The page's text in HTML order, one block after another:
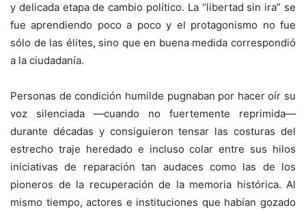
y delicada etapa de cambio político. La “libertad sin ira” se
fue aprendiendo poco a poco y el protagonismo no fue
sólo de las élites, sino que en buena medida correspondió
a la ciudadanía.
Personas de condición humilde pugnaban por hacer oír su
voz silenciada —cuando no fuertemente reprimida—
durante décadas y consiguieron tensar las costuras del
estrecho traje heredado e incluso colar entre sus hilos
iniciativas de reparación tan audaces como las de los
pioneros de la recuperación de la memoria histórica. Al
mismo tiempo, actores e instituciones que habían gozado